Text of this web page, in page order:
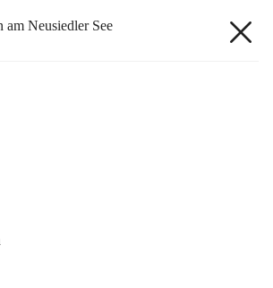
am Neusiedler See